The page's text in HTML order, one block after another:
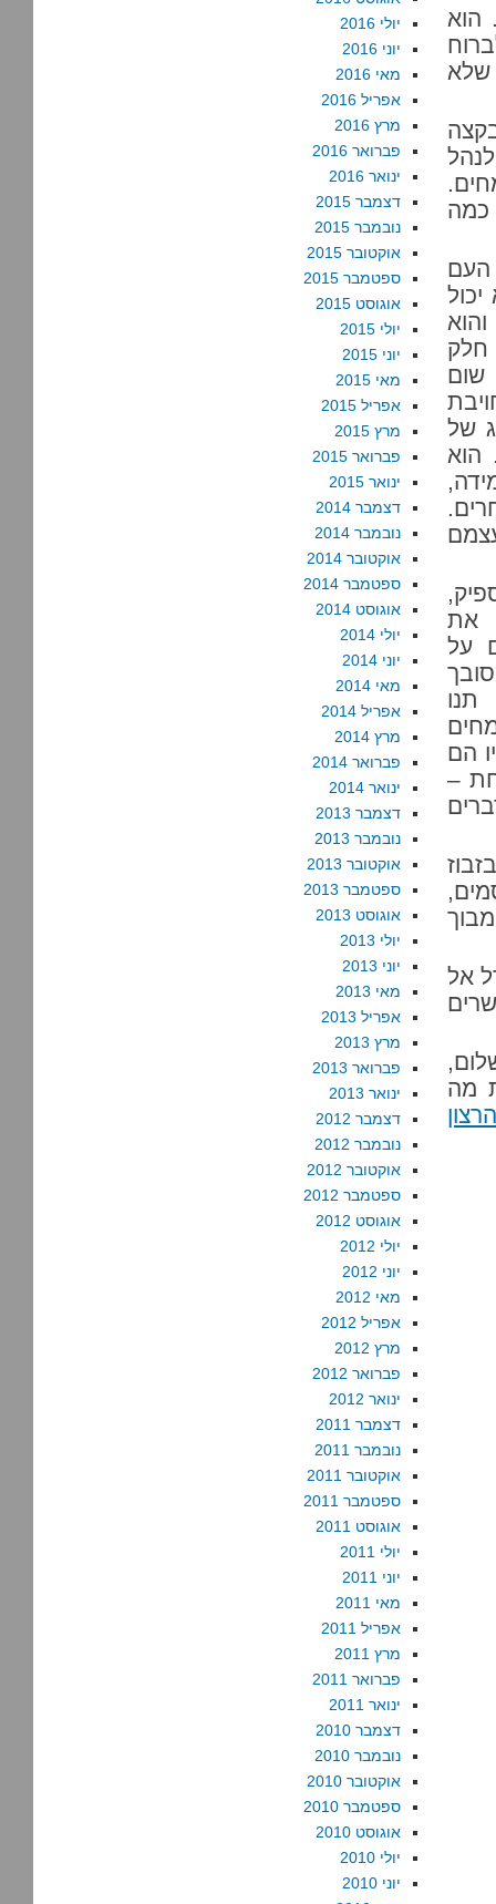
הוא
שלא
כמה
העם
חלק
שום
של
הוא
את
על
תנו
הם
–
אל
מה
יולי 2016
יוני 2016
מאי 2016
אפריל 2016
מרץ 2016
פברואר 2016
ינואר 2016
דצמבר 2015
נובמבר 2015
אוקטובר 2015
ספטמבר 2015
אוגוסט 2015
יולי 2015
יוני 2015
מאי 2015
אפריל 2015
מרץ 2015
פברואר 2015
ינואר 2015
דצמבר 2014
נובמבר 2014
אוקטובר 2014
ספטמבר 2014
אוגוסט 2014
יולי 2014
יוני 2014
מאי 2014
אפריל 2014
מרץ 2014
פברואר 2014
ינואר 2014
דצמבר 2013
נובמבר 2013
אוקטובר 2013
ספטמבר 2013
אוגוסט 2013
יולי 2013
יוני 2013
מאי 2013
אפריל 2013
מרץ 2013
פברואר 2013
ינואר 2013
דצמבר 2012
נובמבר 2012
אוקטובר 2012
ספטמבר 2012
אוגוסט 2012
יולי 2012
יוני 2012
מאי 2012
אפריל 2012
מרץ 2012
פברואר 2012
ינואר 2012
דצמבר 2011
נובמבר 2011
אוקטובר 2011
ספטמבר 2011
אוגוסט 2011
יולי 2011
יוני 2011
מאי 2011
אפריל 2011
מרץ 2011
פברואר 2011
ינואר 2011
דצמבר 2010
נובמבר 2010
אוקטובר 2010
ספטמבר 2010
אוגוסט 2010
יולי 2010
יוני 2010